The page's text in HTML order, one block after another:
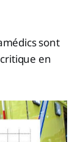
sont
en